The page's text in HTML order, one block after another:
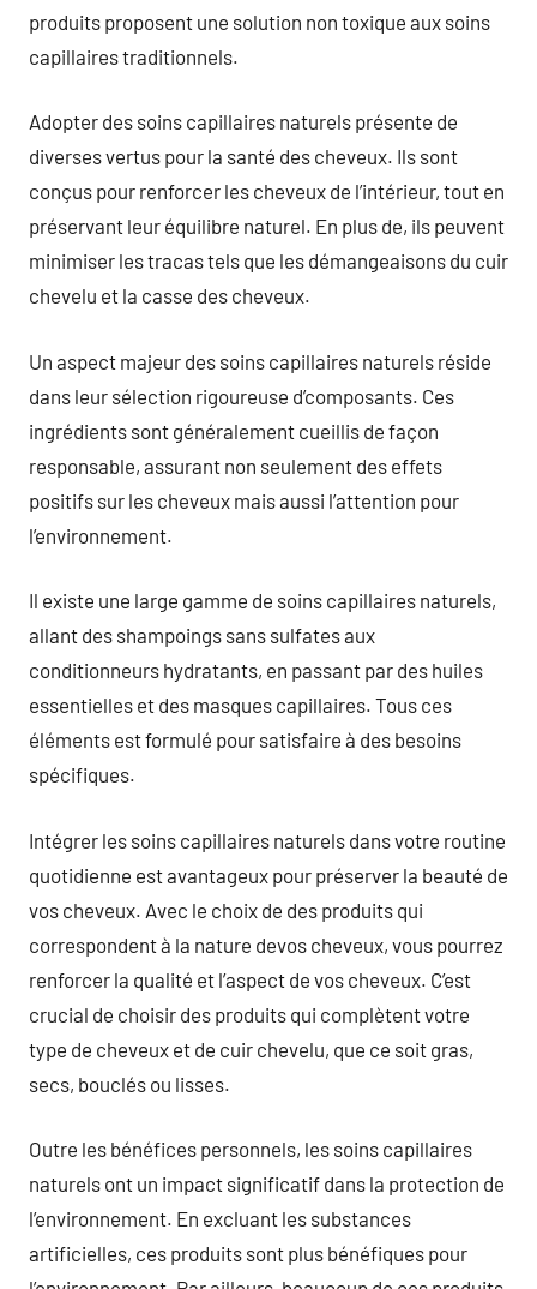
produits proposent une solution non toxique aux soins
capillaires traditionnels.
Adopter des soins capillaires naturels présente de
diverses vertus pour la santé des cheveux. Ils sont
conçus pour renforcer les cheveux de l’intérieur, tout en
préservant leur équilibre naturel. En plus de, ils peuvent
minimiser les tracas tels que les démangeaisons du cuir
chevelu et la casse des cheveux.
Un aspect majeur des soins capillaires naturels réside
dans leur sélection rigoureuse d’composants. Ces
ingrédients sont généralement cueillis de façon
responsable, assurant non seulement des effets
positifs sur les cheveux mais aussi l’attention pour
l’environnement.
Il existe une large gamme de soins capillaires naturels,
allant des shampoings sans sulfates aux
conditionneurs hydratants, en passant par des huiles
essentielles et des masques capillaires. Tous ces
éléments est formulé pour satisfaire à des besoins
spécifiques.
Intégrer les soins capillaires naturels dans votre routine
quotidienne est avantageux pour préserver la beauté de
vos cheveux. Avec le choix de des produits qui
correspondent à la nature devos cheveux, vous pourrez
renforcer la qualité et l’aspect de vos cheveux. C’est
crucial de choisir des produits qui complètent votre
type de cheveux et de cuir chevelu, que ce soit gras,
secs, bouclés ou lisses.
Outre les bénéfices personnels, les soins capillaires
naturels ont un impact significatif dans la protection de
l’environnement. En excluant les substances
artificielles, ces produits sont plus bénéfiques pour